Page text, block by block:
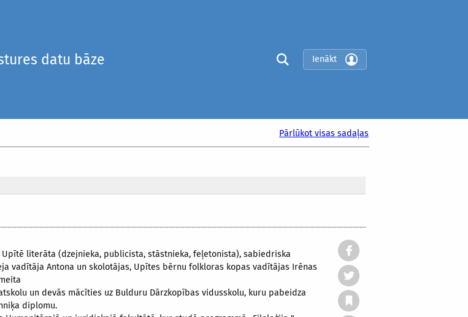
datu bāze Ienākt
Pārlūkot visas sadaļas
Upītē literāta (dzejnieka, publicista, stāstnieka, feļetonista), sabiedriska
vadītāja Antona un skolotājas, Upītes bērnu folkloras kopas vadītājas Irēnas
un devās mācīties uz Bulduru Dārzkopības vidusskolu, kuru pabeidza
diplomu.